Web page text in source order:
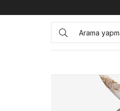
Anasayfa